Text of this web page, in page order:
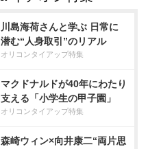
川島海荷さんと学ぶ 日常に
潜む“人身取引”のリアル
オリコンタイアップ特集
マクドナルドが40年にわたり
支える「小学生の甲子園」
オリコンタイアップ特集
森崎ウィン×向井康二“両片思